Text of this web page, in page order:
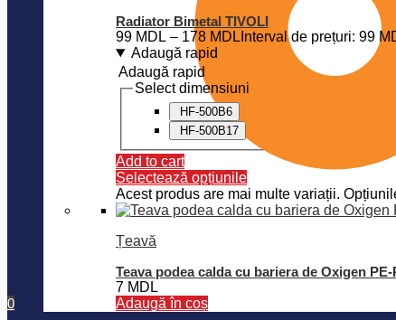
0
Radiator Bimetal TIVOLI
99 MDL – 178 MDL Interval de prețuri: 99
Adaugă rapid
Adaugă rapid
Select dimensiuni
HF-500B6
HF-500B17
Add to cart
Selectează opțiunile
Acest produs are mai multe variații.
Țeavă
Teava podea calda cu bariera de Oxigen PE-
7 MDL
Adaugă în coș